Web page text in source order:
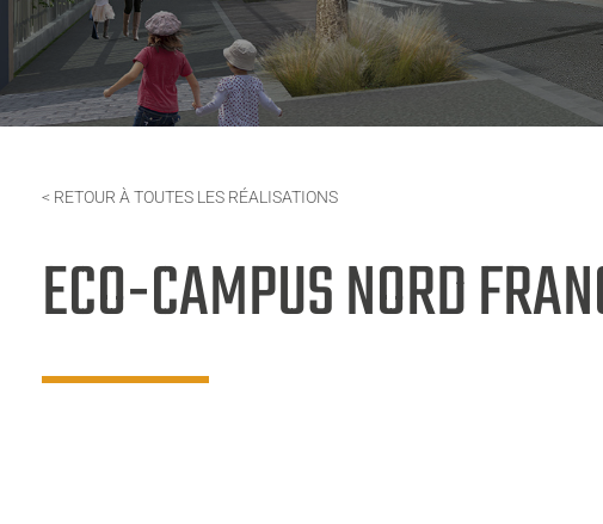
< RETOUR À TOUTES LES RÉALISATIONS
ECO-CAMPUS NORD